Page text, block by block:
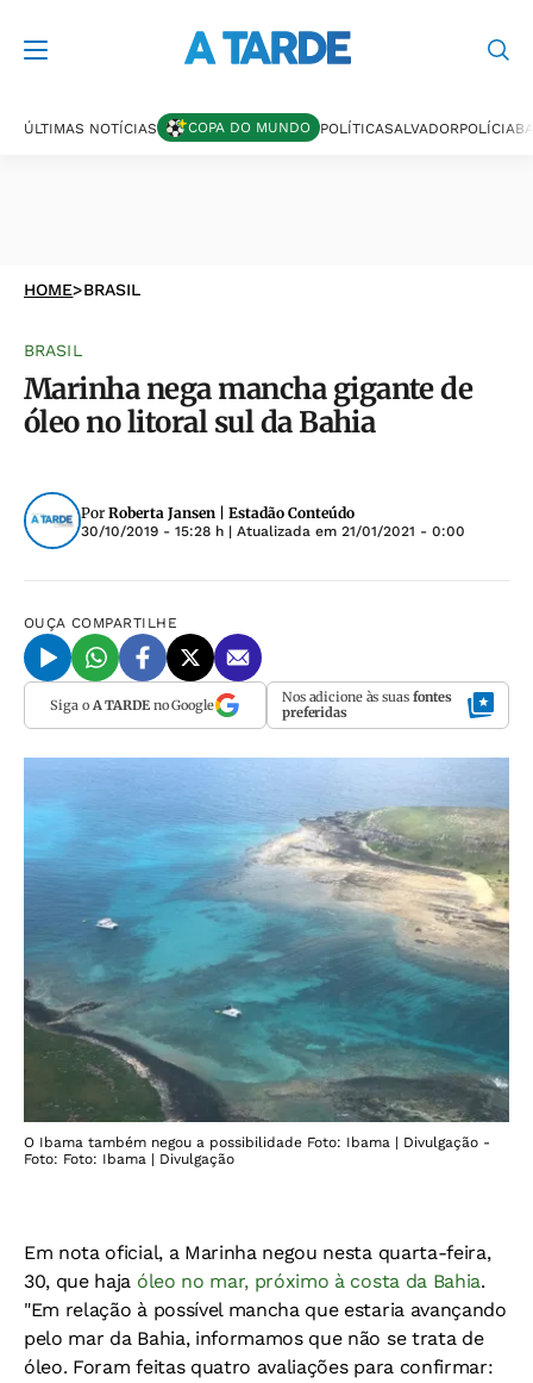
ÚLTIMAS NOTÍCIAS COPA DO MUNDO POLÍTICASALVADORPOLÍCIA
HOME>BRASIL
BRASIL
Marinha nega mancha gigante de
óleo no litoral sul da Bahia
Por Roberta Jansen | Estadão Conteúdo
30/10/2019 - 15:28 h | Atualizada em 21/01/2021 - 0:00
OUÇA COMPARTILHE
Siga o A TARDEno Google Nos adicione às suas fontes
preferidas
O Ibama também negou a possibilidade Foto: Ibama | Divulgação -
Foto: Foto: Ibama | Divulgação
Em nota oficial, a Marinha negou nesta quarta-feira,
30, que haja óleo no mar, próximo à costa da Bahia.
"Em relação à possível mancha que estaria avançando
pelo mar da Bahia, informamos que não se trata de
óleo. Foram feitas quatro avaliações para confirmar: